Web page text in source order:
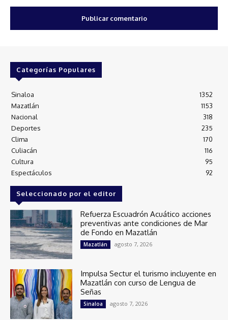
Categorías Populares
Sinaloa
1352
Mazatlán
1153
Nacional
318
Deportes
235
Clima
170
Culiacán
116
Cultura
95
Espectáculos
92
Seleccionado por el editor
Refuerza Escuadrón Acuático acciones
preventivas ante condiciones de Mar
de Fondo en Mazatlán
Mazatlán agosto 7, 2026
Impulsa Sectur el turismo incluyente en
Mazatlán con curso de Lengua de
Señas
Sinaloa agosto 7, 2026